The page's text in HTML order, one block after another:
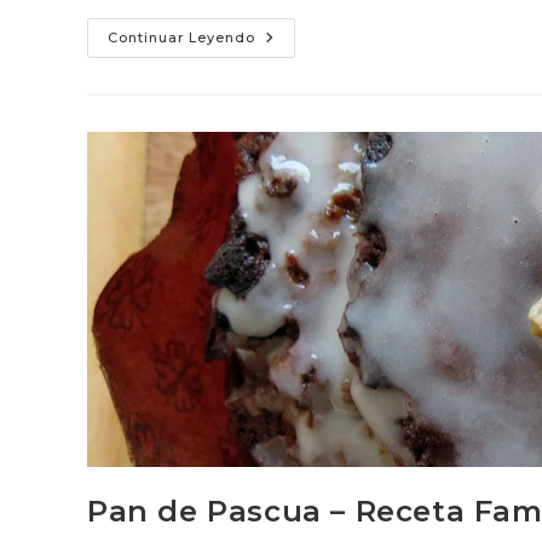
Continuar Leyendo Cocadas
2023
Pan de Pascua – Receta